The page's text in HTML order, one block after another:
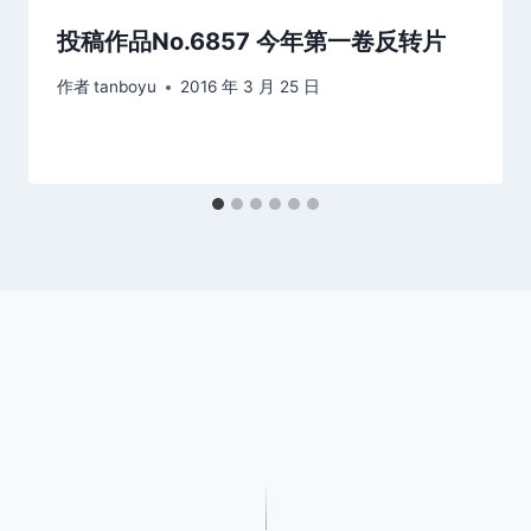
投稿作品No.6857 今年第一卷反转片
作者tanboyu 2016 年 3 月 25 日